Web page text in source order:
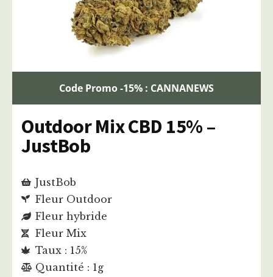
Code Promo -15% : CANNANEWS
Outdoor Mix CBD 15% –
JustBob
JustBob
Fleur Outdoor
Fleur hybride
Fleur Mix
Taux : 15%
Quantité : 1g